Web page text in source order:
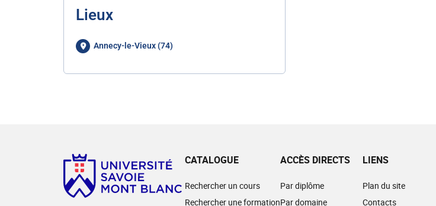
Lieux
Annecy-le-Vieux (74)
CATALOGUE
Rechercher un cours
Rechercher une formation
ACCÈS DIRECTS
Par diplôme
Par domaine
LIENS
Plan du site
Contacts